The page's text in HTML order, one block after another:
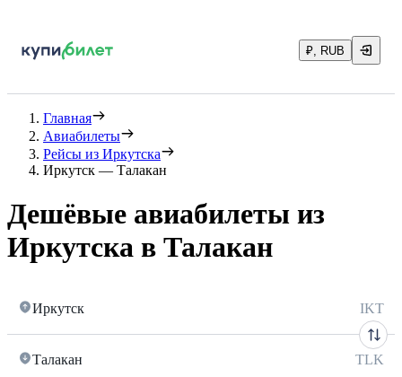
₽, RUB
Главная
Авиабилеты
Рейсы из Иркутска
Иркутск — Талакан
Дешёвые авиабилеты из
Иркутска в Талакан
Иркутск IKT
Талакан TLK